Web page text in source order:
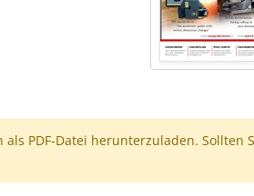
PDF-Datei herunterzuladen. Sollten